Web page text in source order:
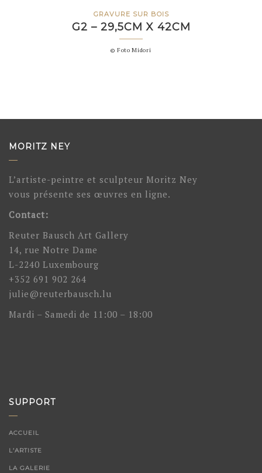
GRAVURE SUR BOIS
G2 – 29,5CM X 42CM
© Foto Midori
MORITZ NEY
L’artiste-peintre et sculpteur Moritz Ney
vous présente ses œuvres en ligne.
Contact:
Reuter Bausch Art Gallery
14, rue Notre Dame
L-2240 Luxembourg
+352 691 902 264
julie@reuterbausch.lu
Mardi – Samedi de 11:00 – 18:00
SUPPORT
ACCUEIL
L’ARTISTE
LA GALERIE